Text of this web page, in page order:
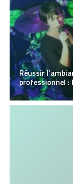
Réussir
professionnel :